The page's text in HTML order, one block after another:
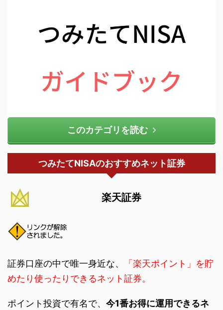
このカテゴリを読む
つみたてNISAのおすすめネット証券
楽天証券
証券口座の中で唯一身近な、
「楽天ポイント」を貯
めたり使ったりできるネット証券。
ポイント投資で有名で、 今1番お得に運用できるネ